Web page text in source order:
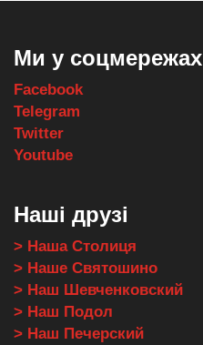
Ми у соцмережах
Facebook
Telegram
Twitter
Youtube
Наші друзі
> Наша Столиця
> Наше Святошино
> Наш Шевченковский
> Наш Подол
> Наш Печерский